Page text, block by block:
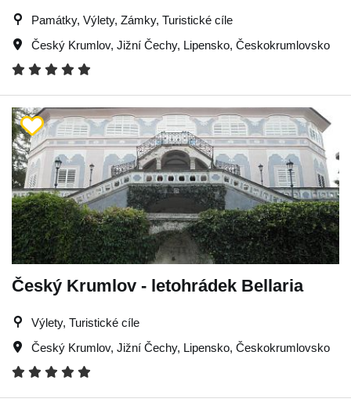
Památky, Výlety, Zámky, Turistické cíle
Český Krumlov, Jižní Čechy, Lipensko, Českokrumlovsko
Český Krumlov - letohrádek Bellaria
Výlety, Turistické cíle
Český Krumlov, Jižní Čechy, Lipensko, Českokrumlovsko